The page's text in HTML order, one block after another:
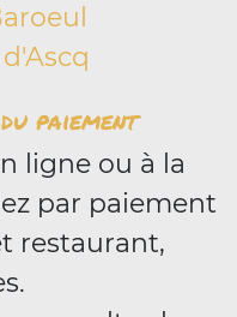
paiement
ligne ou à la
par paiement
restaurant,